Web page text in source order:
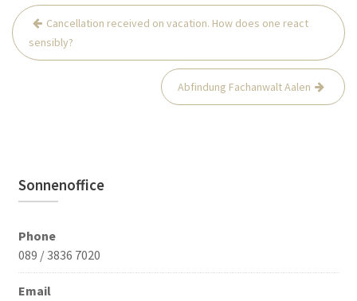
Post
navigation
Cancellation received on vacation. How does one react
sensibly?
Abfindung Fachanwalt Aalen
Sonnenoffice
Phone
089 / 3836 7020
Email